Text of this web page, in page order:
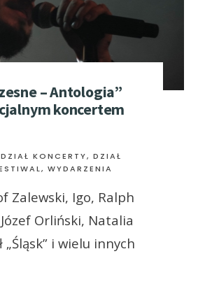
– Antologia”
koncertem
DZIAŁ KONCERTY, DZIAŁ
WYDARZENIA
Zalewski, Igo, Ralph
Orliński, Natalia
„Śląsk” i wielu innych